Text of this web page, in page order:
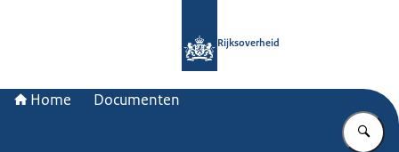
Rijksoverheid
Home Documenten